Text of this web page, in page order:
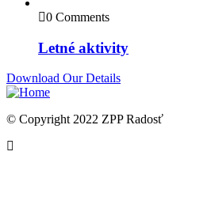
0 Comments
Letné aktivity
Download Our Details
© Copyright 2022 ZPP Radosť